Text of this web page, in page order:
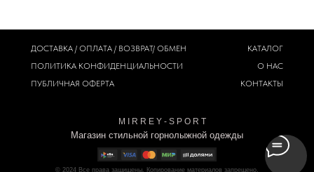
M I R R E Y - S P O R T
Магазин стильной горнолыжной одежды
© 2024 Все права защищены. Копирование материалов запрещено.
ДОСТАВКА / ОПЛАТА / ВОЗВРАТ/ ОБМЕН
ПОЛИТИКА КОНФИДЕНЦИАЛЬНОСТИ
ПУБЛИЧНАЯ ОФЕРТА
КАТАЛОГ
О НАС
КОНТАКТЫ